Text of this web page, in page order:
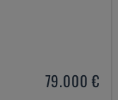
79.000 €